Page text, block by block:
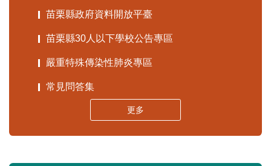
苗栗縣政府資料開放平臺
苗栗縣30人以下學校公告專區
嚴重特殊傳染性肺炎專區
常見問答集
更多